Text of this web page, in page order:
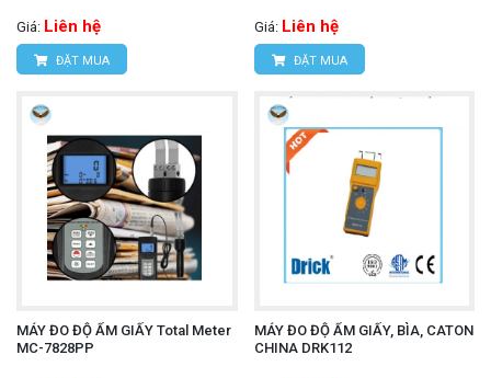
Giá: Liên hệ
ĐẶT MUA
Giá: Liên hệ
ĐẶT MUA
MÁY ĐO ĐỘ ẨM GIẤY Total Meter
MC-7828PP
MÁY ĐO ĐỘ ẨM GIẤY, BÌA, CATON
CHINA DRK112